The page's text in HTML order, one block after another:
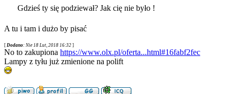
Gdzieś ty się podziewał? Jak cię nie było !
A tu i tam i dużo by pisać
[ Dodano: Nie 18 Lut, 2018 16:32 ]
No to zakupiona https://www.olx.pl/oferta...html#16fabf2fec
Lampy z tyłu już zmienione na polift